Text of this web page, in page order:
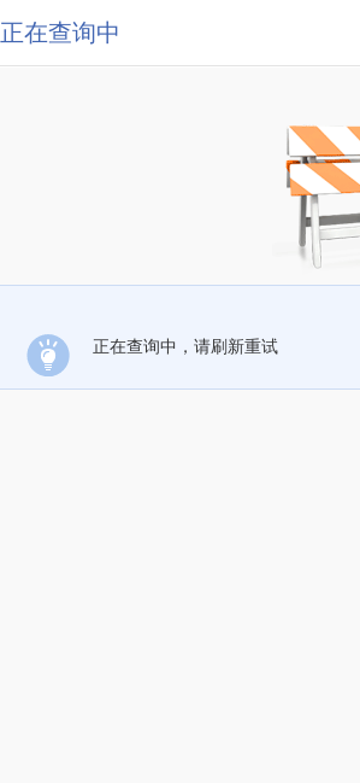
正在查询中
正在查询中，请刷新重试